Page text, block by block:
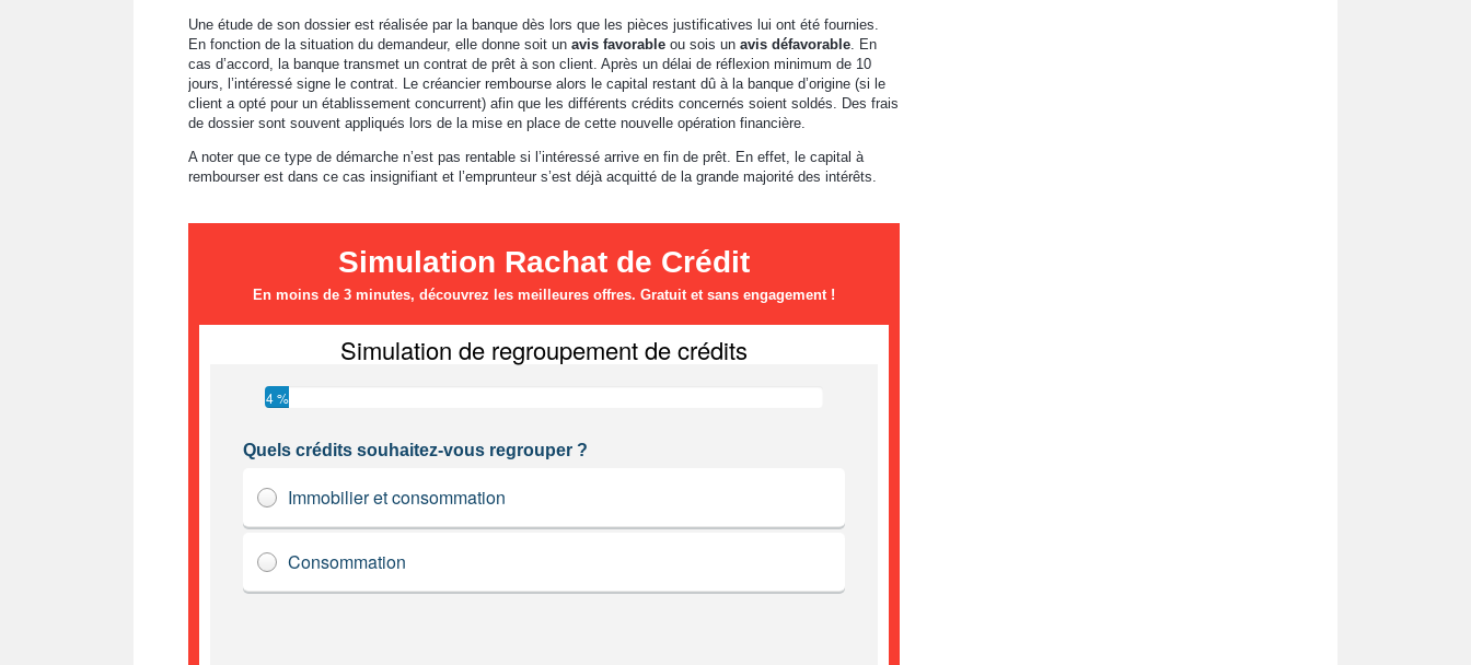
Une étude de son dossier est réalisée par la banque dès lors que les pièces justificatives lui ont été fournies.
En fonction de la situation du demandeur, elle donne soit un avis favorable ou sois un avis défavorable. En
cas d’accord, la banque transmet un contrat de prêt à son client. Après un délai de réflexion minimum de 10
jours, l’intéressé signe le contrat. Le créancier rembourse alors le capital restant dû à la banque d’origine (si le
client a opté pour un établissement concurrent) afin que les différents crédits concernés soient soldés. Des frais
de dossier sont souvent appliqués lors de la mise en place de cette nouvelle opération financière.
A noter que ce type de démarche n’est pas rentable si l’intéressé arrive en fin de prêt. En effet, le capital à
rembourser est dans ce cas insignifiant et l’emprunteur s’est déjà acquitté de la grande majorité des intérêts.
Simulation Rachat de Crédit
En moins de 3 minutes, découvrez les meilleures offres. Gratuit et sans engagement !